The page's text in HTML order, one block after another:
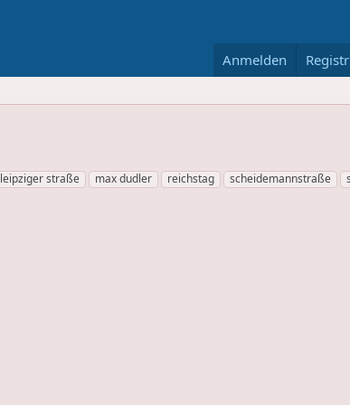
Anmelden
leipziger straße max dudler reichstag scheidemannstraße